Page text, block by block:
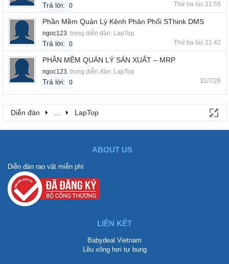
Trả lời: 0 Thứ ba lúc 21:55
Phần Mềm Quản Lý Kênh Phân Phối SThink DMS
ngoc123, trong diễn đàn: LapTop
Trả lời: 0 Thứ ba lúc 21:42
PHẦN MỀM QUẢN LÝ SẢN XUẤT – MRP
ngoc123, trong diễn đàn: LapTop
Trả lời: 0 31/7/26
Diễn đàn ... LapTop
ABOUT US
Diễn đàn rao vặt miễn phí
LIÊN KẾT
Babydeal Vietnam
Lều xông hơi tự bung